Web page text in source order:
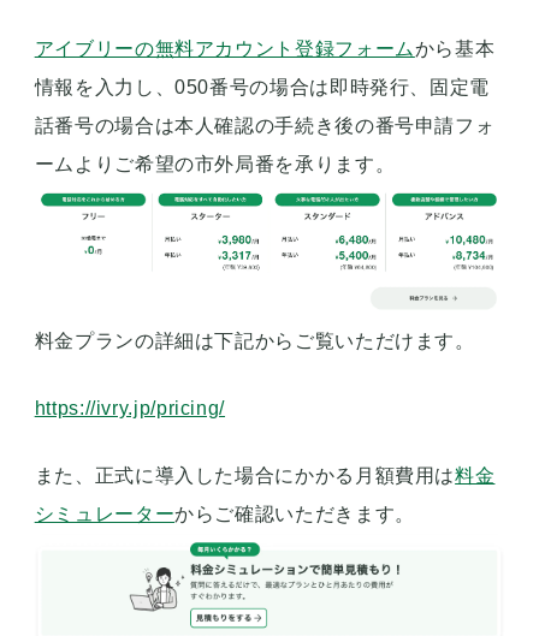
アイブリーの無料アカウント登録フォームから基本
情報を入力し、050番号の場合は即時発行、固定電
話番号の場合は本人確認の手続き後の番号申請フォ
ームよりご希望の市外局番を承ります。
料金プランの詳細は下記からご覧いただけます。
https://ivry.jp/pricing/
また、正式に導入した場合にかかる月額費用は料金
シミュレーターからご確認いただきます。